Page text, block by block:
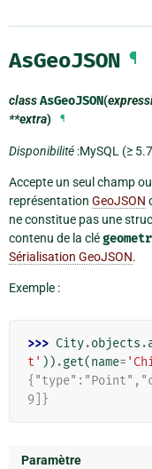
AsGeoJSON ¶
classAsGeoJSON(
**extra) ¶
Disponibilité :MySQL (≥
Accepte un seul champ
représentation GeoJSON
ne constitue pas une
contenu de la clé
Sérialisation GeoJSON.
Exemple :
>>> City.objects .
t' )) .get(name=
9]}
Paramètre